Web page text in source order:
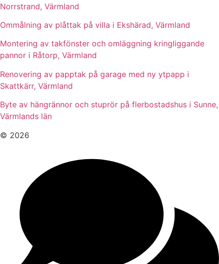
Norrstrand, Värmland
Ommålning av plåttak på villa i Ekshärad, Värmland
Montering av takfönster och omläggning kringliggande
pannor i Råtorp, Värmland
Renovering av papptak på garage med ny ytpapp i
Skattkärr, Värmland
Byte av hängrännor och stuprör på flerbostadshus i Sunne,
Värmlands län
© 2026